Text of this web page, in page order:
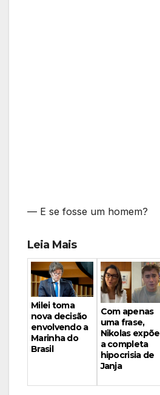
— E se fosse um homem?
Leia Mais
Milei toma
nova decisão
envolvendo a
Marinha do
Brasil
Com apenas
uma frase,
Nikolas expõe
a completa
hipocrisia de
Janja